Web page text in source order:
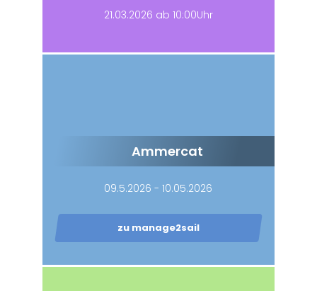
21.03.2026 ab 10:00Uhr
Ammercat
09.5.2026 - 10.05.2026
zu manage2sail